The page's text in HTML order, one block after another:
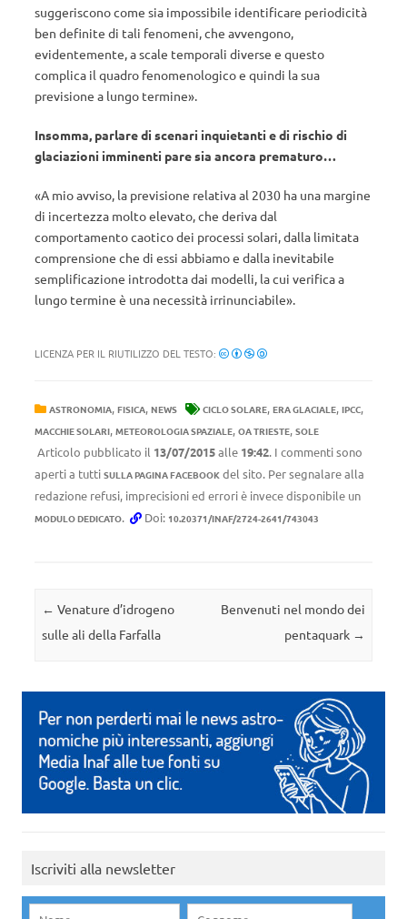
suggeriscono come sia impossibile identificare periodicità
ben definite di tali fenomeni, che avvengono,
evidentemente, a scale temporali diverse e questo
complica il quadro fenomenologico e quindi la sua
previsione a lungo termine».
Insomma, parlare di scenari inquietanti e di rischio di
glaciazioni imminenti pare sia ancora prematuro…
«A mio avviso, la previsione relativa al 2030 ha una margine
di incertezza molto elevato, che deriva dal
comportamento caotico dei processi solari, dalla limitata
comprensione che di essi abbiamo e dalla inevitabile
semplificazione introdotta dai modelli, la cui verifica a
lungo termine è una necessità irrinunciabile».
LICENZA PER IL RIUTILIZZO DEL TESTO:
ASTRONOMIA, FISICA, NEWS CICLO SOLARE, ERA GLACIALE, IPCC,
MACCHIE SOLARI, METEOROLOGIA SPAZIALE, OA TRIESTE, SOLE
Articolo pubblicato il 13/07/2015alle 19:42. I commenti sono
aperti a tutti SULLA PAGINA FACEBOOK del sito. Per segnalare alla
redazione refusi, imprecisioni ed errori è invece disponibile un
MODULO DEDICATO. Doi: 10.20371/INAF/2724-2641/743043
Navigazione articolo
← Venature d’idrogeno
sulle ali della Farfalla
Benvenuti nel mondo dei
pentaquark →
Iscriviti alla newsletter